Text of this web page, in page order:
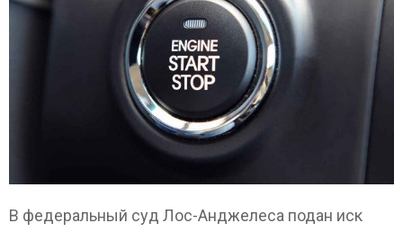
В федеральный суд Лос-Анджелеса подан иск